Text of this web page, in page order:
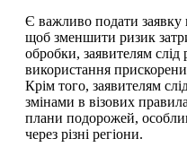
Є важливо подати заявку
щоб зменшити ризик
обробки, заявителям слід
використання
Крім того, заявителям
змінами в візових
плани подорожей,
через різні регіони.